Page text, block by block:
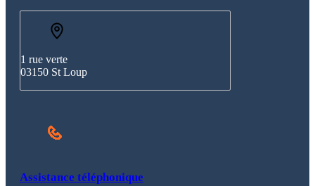
1 rue verte
03150 St Loup
Assistance téléphonique